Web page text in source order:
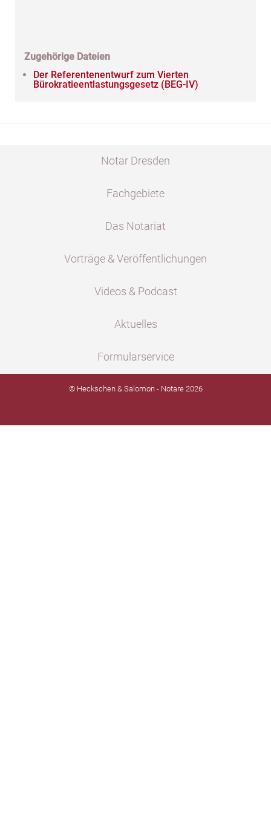
Zugehörige Dateien
Der Referentenentwurf zum Vierten
Bürokratieentlastungsgesetz (BEG-IV)
Notar Dresden
Fachgebiete
Das Notariat
Vorträge & Veröffentlichungen
Videos & Podcast
Aktuelles
Formularservice
© Heckschen & Salomon - Notare 2026